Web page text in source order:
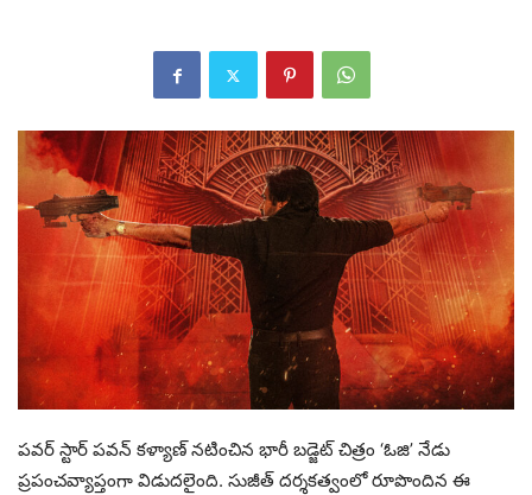
పవర్ స్టార్ పవన్ కళ్యాణ్ నటించిన భారీ బడ్జెట్ చిత్రం ‘ఓజి’ నేడు
ప్రపంచవ్యాప్తంగా విడుదలైంది. సుజీత్ దర్శకత్వంలో రూపొందిన ఈ